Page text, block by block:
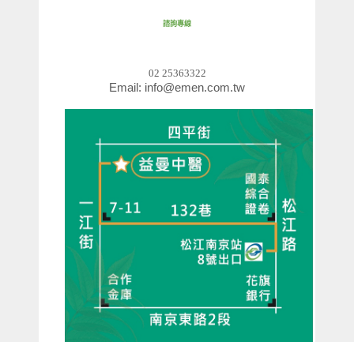
諮詢專線
02 25363322
Email: info@emen.com.tw